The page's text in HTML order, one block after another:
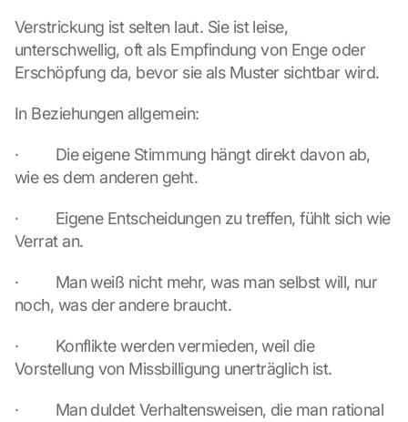
Verstrickung ist selten laut. Sie ist leise,
unterschwellig, oft als Empfindung von Enge oder
Erschöpfung da, bevor sie als Muster sichtbar wird.
In Beziehungen allgemein:
·         Die eigene Stimmung hängt direkt davon ab,
wie es dem anderen geht.
·         Eigene Entscheidungen zu treffen, fühlt sich wie
Verrat an.
·         Man weiß nicht mehr, was man selbst will, nur
noch, was der andere braucht.
·         Konflikte werden vermieden, weil die
Vorstellung von Missbilligung unerträglich ist.
·         Man duldet Verhaltensweisen, die man rational